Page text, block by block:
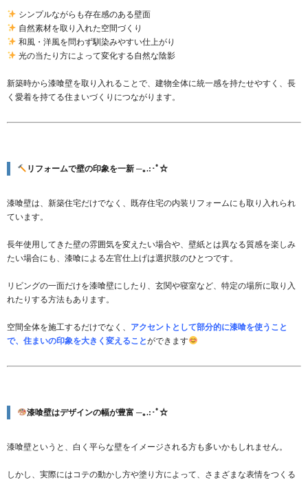
シンプルながらも存在感のある壁面
自然素材を取り入れた空間づくり
和風・洋風を問わず馴染みやすい仕上がり
光の当たり方によって変化する自然な陰影
新築時から漆喰壁を取り入れることで、建物全体に統一感を持たせやすく、長
く愛着を持てる住まいづくりにつながります。
リフォームで壁の印象を一新 ─｡.:･ﾟ☆
漆喰壁は、新築住宅だけでなく、既存住宅の内装リフォームにも取り入れられ
ています。
長年使用してきた壁の雰囲気を変えたい場合や、壁紙とは異なる質感を楽しみ
たい場合にも、漆喰による左官仕上げは選択肢のひとつです。
リビングの一面だけを漆喰壁にしたり、玄関や寝室など、特定の場所に取り入
れたりする方法もあります。
空間全体を施工するだけでなく、 アクセントとして部分的に漆喰を使うこと
で、住まいの印象を大きく変えることができます
漆喰壁はデザインの幅が豊富 ─｡.:･ﾟ☆
漆喰壁というと、白く平らな壁をイメージされる方も多いかもしれません。
しかし、実際にはコテの動かし方や塗り方によって、さまざまな表情をつくる